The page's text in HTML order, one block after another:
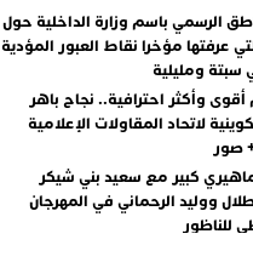
الرسمي باسم وزارة الداخلية حول
عرفتها مؤخرا نقاط العبور المؤدية
سبتة ومليلية
أقوى وأكثر احترافية.. نجاح باهر
لاتحاد المقاولات الإعلامية
+ صور
كبير مع سعيد بني شيكر
ووليد الرحماني في المهرجان
للناظور